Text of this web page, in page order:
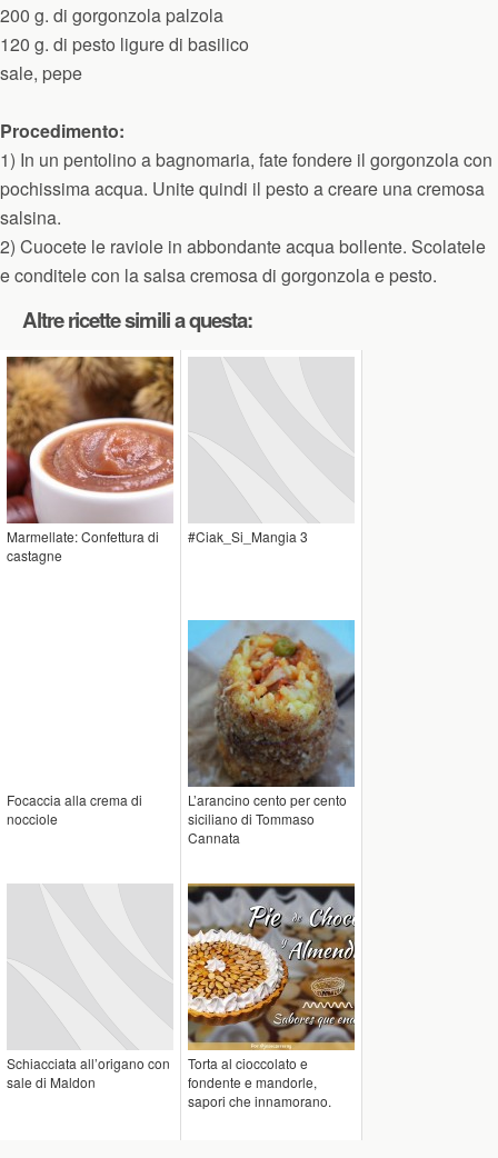
200 g. di gorgonzola palzola
120 g. di pesto ligure di basilico
sale, pepe
Procedimento:
1) In un pentolino a bagnomaria, fate fondere il gorgonzola con
pochissima acqua. Unite quindi il pesto a creare una cremosa
salsina.
2) Cuocete le raviole in abbondante acqua bollente. Scolatele
e conditele con la salsa cremosa di gorgonzola e pesto.
Altre ricette simili a questa:
Marmellate: Confettura di
castagne
#Ciak_Si_Mangia 3
Focaccia alla crema di
nocciole
L’arancino cento per cento
siciliano di Tommaso
Cannata
Schiacciata all’origano con
sale di Maldon
Torta al cioccolato e
fondente e mandorle,
sapori che innamorano.